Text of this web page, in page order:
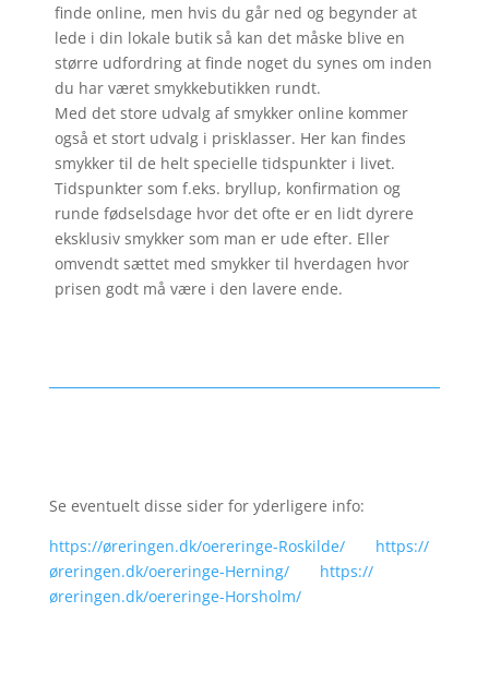
finde online, men hvis du går ned og begynder at
lede i din lokale butik så kan det måske blive en
større udfordring at finde noget du synes om inden
du har været smykkebutikken rundt.
Med det store udvalg af smykker online kommer
også et stort udvalg i prisklasser. Her kan findes
smykker til de helt specielle tidspunkter i livet.
Tidspunkter som f.eks. bryllup, konfirmation og
runde fødselsdage hvor det ofte er en lidt dyrere
eksklusiv smykker som man er ude efter. Eller
omvendt sættet med smykker til hverdagen hvor
prisen godt må være i den lavere ende.
Se eventuelt disse sider for yderligere info:
https://øreringen.dk/oereringe-Roskilde/
https://
øreringen.dk/oereringe-Herning/
https://
øreringen.dk/oereringe-Horsholm/